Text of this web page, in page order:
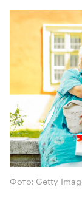
Фото: Getty